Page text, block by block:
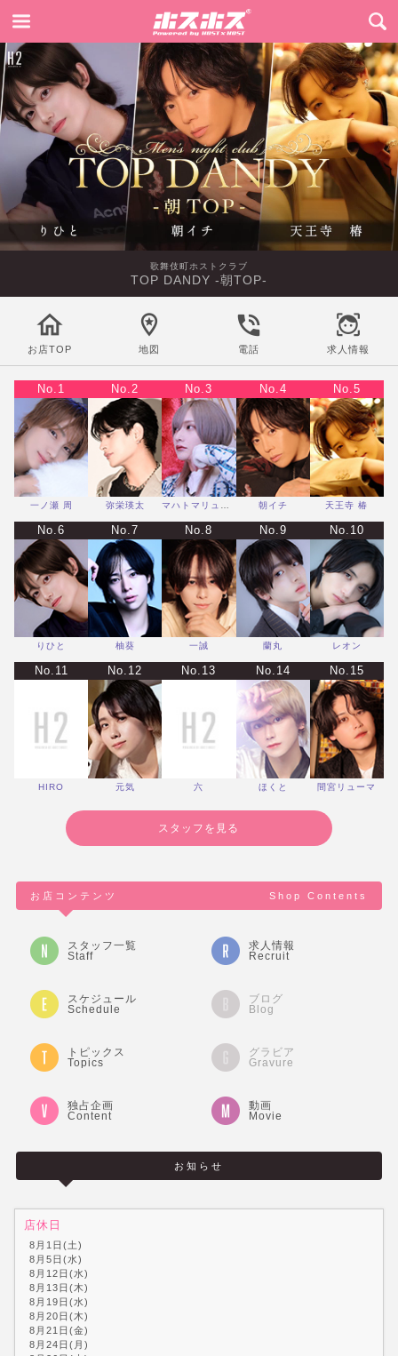
歌舞伎町ホストクラブ
TOP DANDY -朝TOP-
お店TOP 地図 電話 求人情報
No.1
一ノ瀬 周
No.2
弥栄瑛太
No.3 No.4
朝イチ
No.5
天王寺 椿
No.6
りひと
No.7
柚葵
No.8
一誠
No.9
蘭丸
No.10
レオン
No.11
HIRO
No.12
元気
No.13
六
No.14
ほくと
No.15
間宮リューマ
スタッフを見る
Shop Contents
お店コンテンツ
スタッフ一覧
Staff
求人情報
Recruit
スケジュール
Schedule
ブログ
Blog
トピックス
Topics
グラビア
Gravure
独占企画
Content
動画
Movie
お知らせ
店休日
8月1日(土)
8月5日(水)
8月12日(水)
8月13日(木)
8月19日(水)
8月20日(木)
8月21日(金)
8月24日(月)